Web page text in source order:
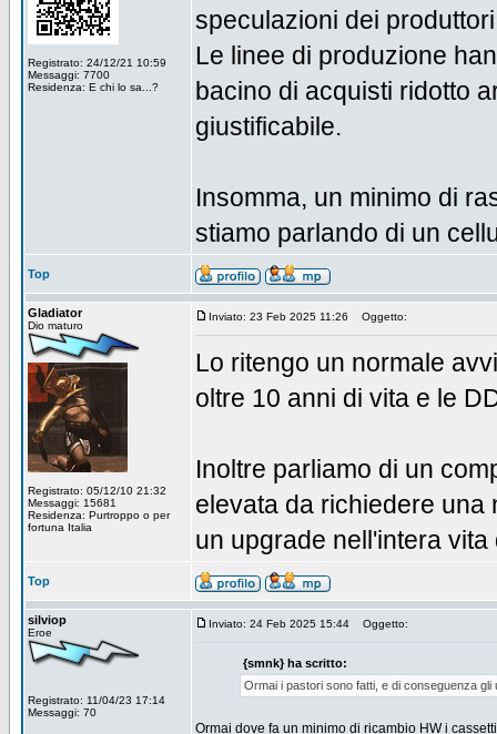
Registrato: 24/12/21 10:59
Messaggi: 7700
Residenza: E chi lo sa...?
speculazioni dei
Le linee di produzione
bacino di acquisti ridotto
giustificabile.
Insomma, un minimo di
stiamo parlando di un
Top
Gladiator
Dio maturo
Registrato: 05/12/10 21:32
Messaggi: 15681
Residenza: Purtroppo o per
fortuna Italia
Inviato: 23 Feb 2025 11:26 Oggetto:
Lo ritengo un normale
oltre 10 anni di vita e le
Inoltre parliamo di un
elevata da richiedere una
un upgrade nell'intera
Top
silviop
Eroe
Registrato: 11/04/23 17:14
Messaggi: 70
Inviato: 24 Feb 2025 15:44 Oggetto:
{smnk} ha scritto:
Ormai i pastori sono fatti, e di conseguenza
Ormai dove fa un minimo di ricambio HW i